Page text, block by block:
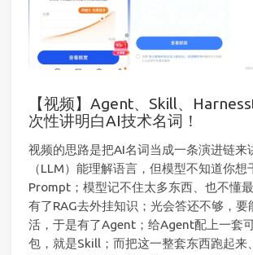
【视频】Agent、Skill、
次性讲明白AI技术名词！
视频的思路是把AI名词当成一条演进链来
（LLM）能理解语言，但模型不知道你想
Prompt；模型记不住太多东西、也不懂
有了RAG去外挂知识；光会答还不够，要
活，于是有了Agent；给Agent配上一套
包，就是Skill；而把这一整套东西跑起来